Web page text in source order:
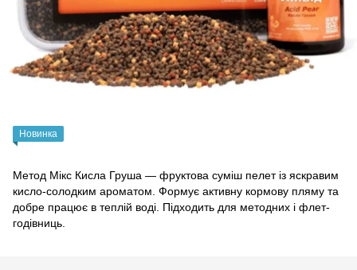
Новинка
Метод Мікс Кисла Груша — фруктова суміш пелет із яскравим
кисло-солодким ароматом. Формує активну кормову пляму та
добре працює в теплій воді. Підходить для методних і флет-
годівниць.